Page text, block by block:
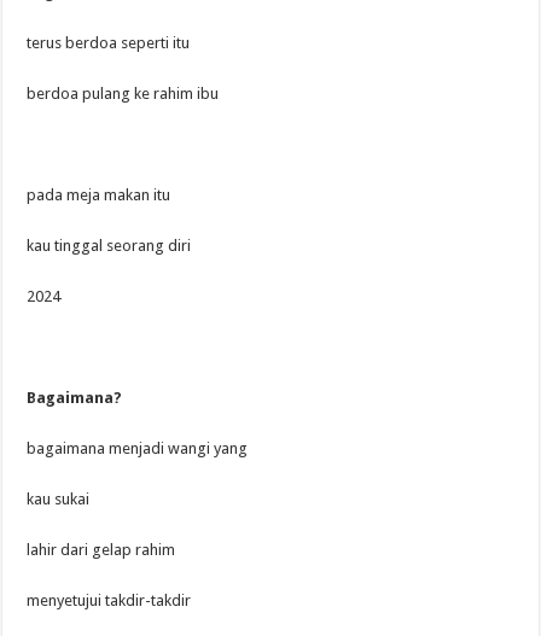
terus berdoa seperti itu
berdoa pulang ke rahim ibu
pada meja makan itu
kau tinggal seorang diri
2024
Bagaimana?
bagaimana menjadi wangi yang
kau sukai
lahir dari gelap rahim
menyetujui takdir-takdir